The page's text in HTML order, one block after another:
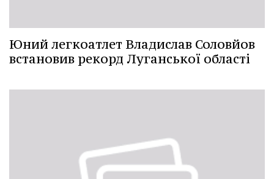
Юний легкоатлет Владислав Соловйов
встановив рекорд Луганської області